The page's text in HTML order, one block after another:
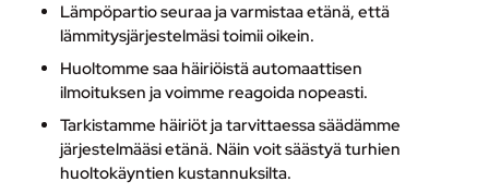
Lämpöpartio seuraa ja varmistaa etänä, että
lämmitysjärjestelmäsi toimii oikein.
Huoltomme saa häiriöistä automaattisen
ilmoituksen ja voimme reagoida nopeasti.
Tarkistamme häiriöt ja tarvittaessa säädämme
järjestelmääsi etänä. Näin voit säästyä turhien
huoltokäyntien kustannuksilta.